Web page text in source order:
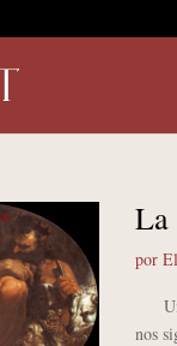
La
por
nos